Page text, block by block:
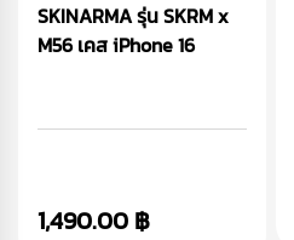
SKINARMA รุ่น SKRM x
M56 เคส iPhone 16
1,490.00 ฿